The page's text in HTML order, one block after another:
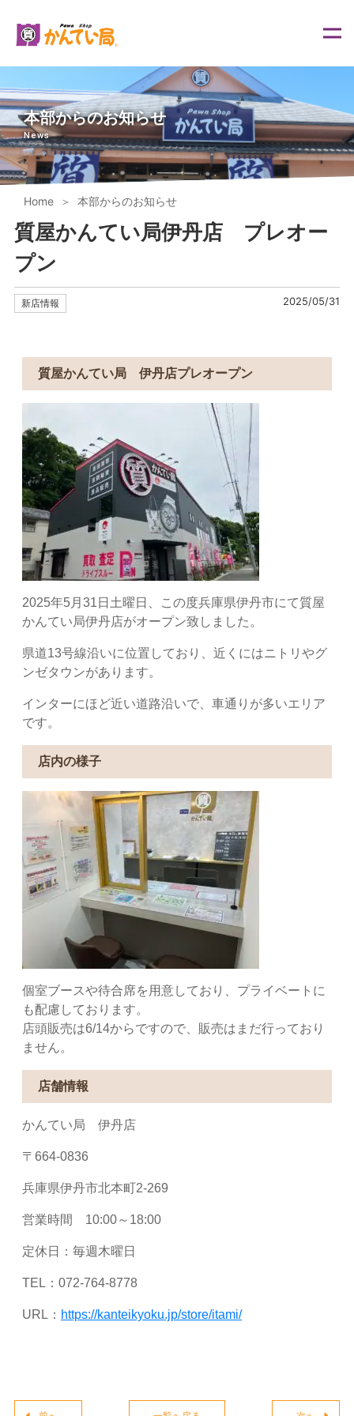
キ
プ
本部からのお知らせ
News
Home 本部からのお知らせ
質屋かんてい局伊丹店 プレオー
プン
新店情報 2025/05/31
質屋かんてい局 伊丹店プレオープン
2025年5月31日土曜日、この度兵庫県伊丹市にて質屋
かんてい局伊丹店がオープン致しました。
県道13号線沿いに位置しており、近くにはニトリやグ
ンゼタウンがあります。
インターにほど近い道路沿いで、車通りが多いエリア
です。
店内の様子
個室ブースや待合席を用意しており、プライベートに
も配慮しております。
店頭販売は6/14からですので、販売はまだ行っており
ません。
店舗情報
かんてい局 伊丹店
〒664-0836
兵庫県伊丹市北本町2-269
営業時間 10:00～18:00
定休日：毎週木曜日
TEL：072-764-8778
URL： https://kanteikyoku.jp/store/itami/
前へ 一覧へ戻る 次へ